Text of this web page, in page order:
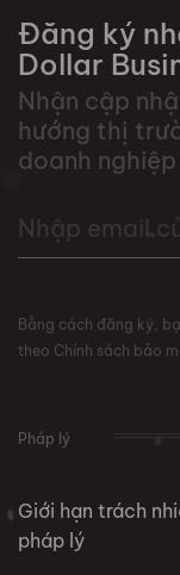
Đăng ký
Dollar
Nhận cập
hướng thị
doanh
Bằng cách đăng ký,
theo Chính sách bảo
Pháp lý
Giới hạn trách
pháp lý